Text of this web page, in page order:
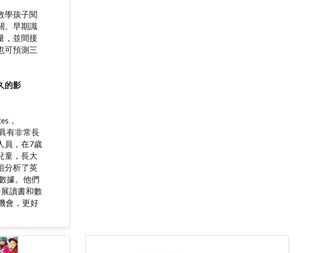
學孩子閱
。早期識
，並間接
可預測三
的影
，
有非常長
員，在7歲
童，長大
分析了英
據。他們
讀書和數
會，更好